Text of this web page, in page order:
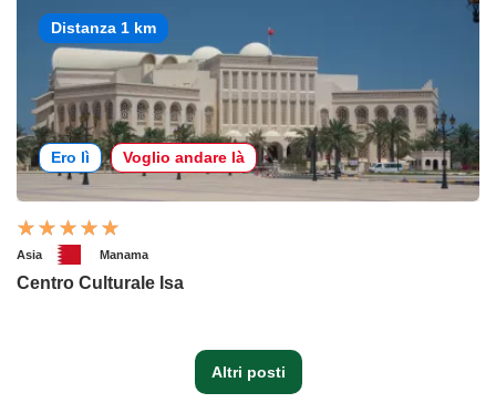
Distanza 1 km
Ero lì Voglio andare là
Asia Manama
Centro Culturale Isa
Altri posti